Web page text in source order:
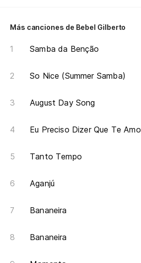
Más canciones de Bebel Gilberto
Samba da Benção
So Nice (Summer Samba)
August Day Song
Eu Preciso Dizer Que Te Amo
Tanto Tempo
Aganjú
Bananeira
Bananeira